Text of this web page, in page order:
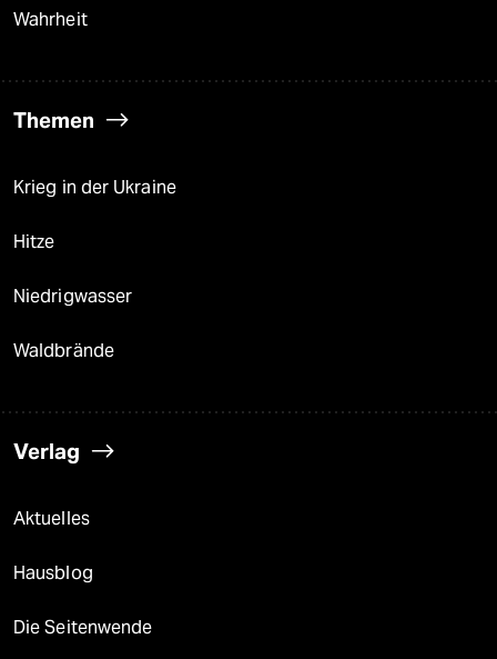
Wahrheit
Themen
Krieg in der Ukraine
Hitze
Niedrigwasser
Waldbrände
Verlag
Aktuelles
Hausblog
Die Seitenwende